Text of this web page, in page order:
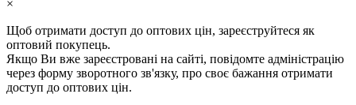
×
Щоб отримати доступ до оптових цін, зареєструйтеся як
оптовий покупець.
Якщо Ви вже зареєстровані на сайті, повідомте адміністрацію
через форму зворотного зв'язку, про своє бажання отримати
доступ до оптових цін.